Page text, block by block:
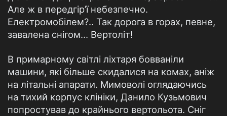
Але ж в передгір’ї небезпечно.
Електромобілем?.. Так дорога в горах, певне,
завалена снігом… Вертоліт!
В примарному світлі ліхтаря бовваніли
машини, які більше скидалися на комах, аніж
на літальні апарати. Мимоволі оглядаючись
на тихий корпус клініки, Данило Кузьмович
попростував до крайнього вертольота. Сніг